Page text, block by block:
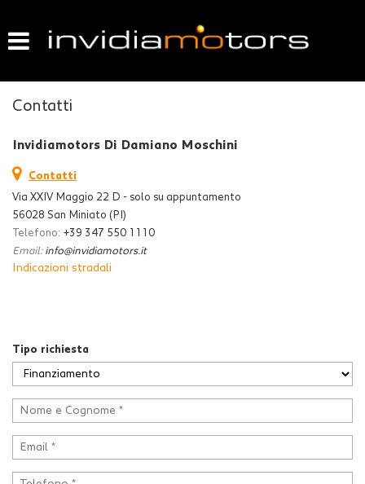
VENDIAMO IL TUO USATO
GARANZIA USATO
CONTATTI
Contatti
Invidiamotors Di Damiano Moschini
Contatti
Via XXIV Maggio 22 D - solo su appuntamento
56028 San Miniato (PI)
Telefono: +39 347 550 1110
Email: info@invidiamotors.it
Indicazioni stradali
Tipo richiesta